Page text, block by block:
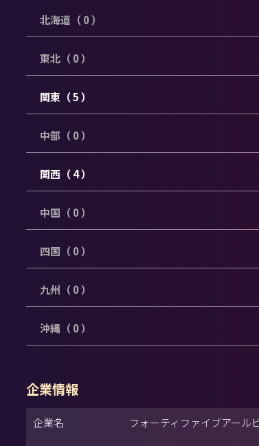
北海道（ 0 ）
東北（ 0 ）
関東（ 5 ）
中部（ 0 ）
関西（ 4 ）
中国（ 0 ）
四国（ 0 ）
九州（ 0 ）
沖縄（ 0 ）
企業情報
企業名 フォーティファイブアール